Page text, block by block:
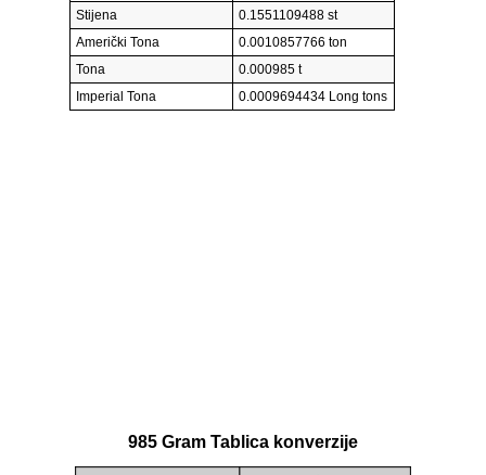
Stijena
0.1551109488 st
Američki Tona
0.0010857766 ton
Tona
0.000985 t
Imperial Tona
0.0009694434 Long tons
985 Gram Tablica konverzije